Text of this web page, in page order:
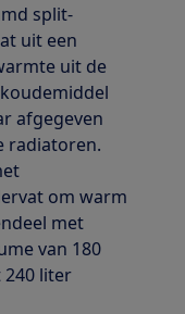
split-
uit een
uit de
afgegeven
radiatoren.
om warm
met
van 180
240 liter